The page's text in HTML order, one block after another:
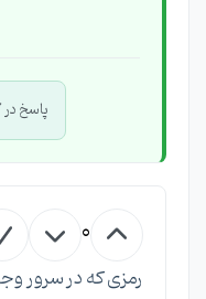
پاسخ در 1393/03/17 توسط
0
رمزی که در سرور